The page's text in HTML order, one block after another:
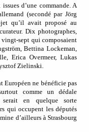
d’une commande. A
(secondé par Jörg
qu’il avait proposé au
Dix photographes,
sept qui composaient
Bettina Lockeman,
Erica Overmeer, Lukas
Zielinski.
Européen ne bénéficie pas
comme un dédale
en quelque sorte
qui occupent les députés
d’ailleurs à Strasbourg